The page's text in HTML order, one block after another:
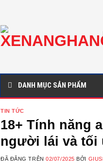
DANH MỤC SẢN PHẨM
TIN TỨC
18+ Tính năng
người lái và tối
ĐÃ ĐĂNG TRÊN02/07/2025 BỞI